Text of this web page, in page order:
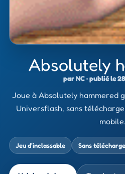
Absolutely
par NC · publié le
Joue à Absolutely hammered
Universflash, sans
mobile.
Jeu d’inclassable Sans